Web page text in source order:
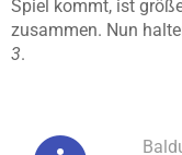
Spiel kommt, ist
zusammen. Nun
3.